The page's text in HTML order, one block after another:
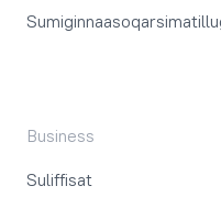
Business
Suliffisat